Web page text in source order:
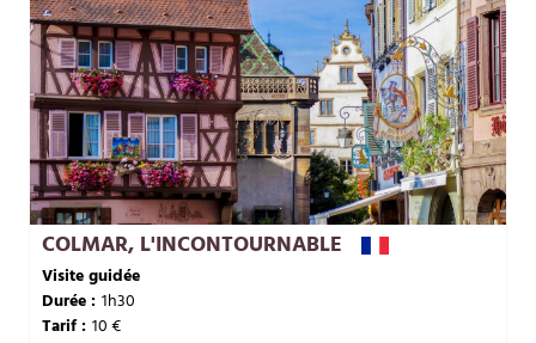
COLMAR, L'INCONTOURNABLE
Visite guidée
Durée : 1h30
Tarif : 10€